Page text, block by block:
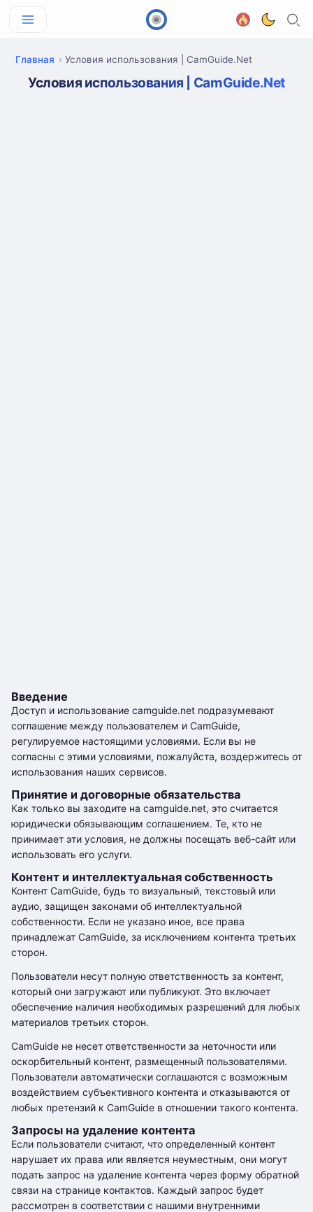
Главная Условия использования | CamGuide.Net
Условия использования | CamGuide.Net
Введение
Доступ и использование camguide.net подразумевают
соглашение между пользователем и CamGuide,
регулируемое настоящими условиями. Если вы не
согласны с этими условиями, пожалуйста, воздержитесь от
использования наших сервисов.
Принятие и договорные обязательства
Как только вы заходите на camguide.net, это считается
юридически обязывающим соглашением. Те, кто не
принимает эти условия, не должны посещать веб-сайт или
использовать его услуги.
Контент и интеллектуальная собственность
Контент CamGuide, будь то визуальный, текстовый или
аудио, защищен законами об интеллектуальной
собственности. Если не указано иное, все права
принадлежат CamGuide, за исключением контента третьих
сторон.
Пользователи несут полную ответственность за контент,
который они загружают или публикуют. Это включает
обеспечение наличия необходимых разрешений для любых
материалов третьих сторон.
CamGuide не несет ответственности за неточности или
оскорбительный контент, размещенный пользователями.
Пользователи автоматически соглашаются с возможным
воздействием субъективного контента и отказываются от
любых претензий к CamGuide в отношении такого контента.
Запросы на удаление контента
Если пользователи считают, что определенный контент
нарушает их права или является неуместным, они могут
подать запрос на удаление контента через форму обратной
связи на странице контактов. Каждый запрос будет
рассмотрен в соответствии с нашими внутренними